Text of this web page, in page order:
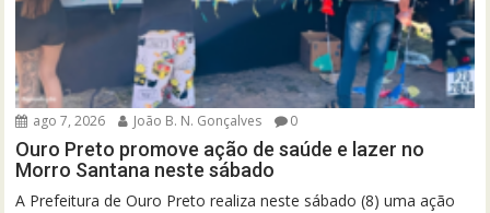
ago 7, 2026 João B. N. Gonçalves 0
Ouro Preto promove ação de saúde e lazer no
Morro Santana neste sábado
A Prefeitura de Ouro Preto realiza neste sábado (8) uma ação